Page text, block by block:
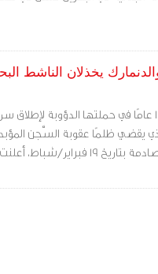
يخذلان الناشط
أمضت مريم الخواجة 13 عامًا في حملتها
يقضي ظلمًا عقوبة السَّجن
مريم عن إصابتها بالسرطان.